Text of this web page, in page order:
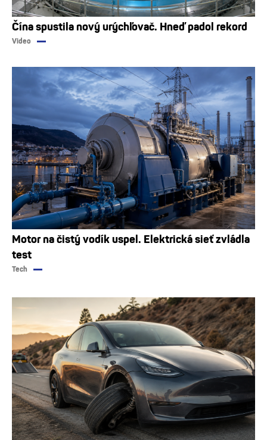
Čína spustila nový urýchľovač. Hneď padol rekord
Video
Motor na čistý vodík uspel. Elektrická sieť zvládla
test
Tech